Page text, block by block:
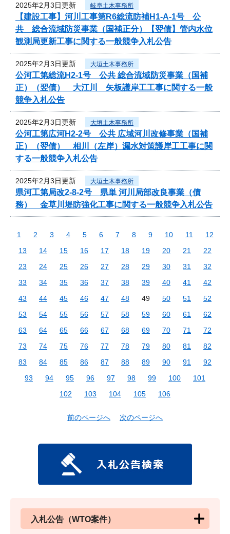
2025年2月3日更新 岐阜土木事務所
【建設工事】河川工事第R6総流防補H1-A-1号 公
共 総合流域防災事業（国補正分）【翌債】管内水位
観測局更新工事に関する一般競争入札公告
2025年2月3日更新 大垣土木事務所
公河工第総流H2-1号 公共 総合流域防災事業（国補
正）（翌債） 大江川 矢板護岸工工事に関する一般
競争入札公告
2025年2月3日更新 大垣土木事務所
公河工第広河H2-2号 公共 広域河川改修事業（国補
正）（翌債） 相川（左岸）漏水対策護岸工工事に関
する一般競争入札公告
2025年2月3日更新 大垣土木事務所
県河工第局改2-8-2号 県単 河川局部改良事業（債
務） 金草川堤防強化工事に関する一般競争入札公告
1 2 3 4 5 6 7 8 9 10 11
12
13
14 15 16 17 18 19 20 21
22
23
24 25 26 27 28 29 30 31
32
33
34 35 36 37 38 39 40 41
42
43
44 45 46 47 48 49 50 51
52
53
54 55 56 57 58 59 60 61
62
63
64 65 66 67 68 69 70 71
72
73
74 75 76 77 78 79 80 81
82
83
84 85 86 87 88 89 90 91
92
93
94 95 96 97 98 99 100
101
102
103 104 105 106
前のページへ 次のページへ
入札公告（WTO案件）